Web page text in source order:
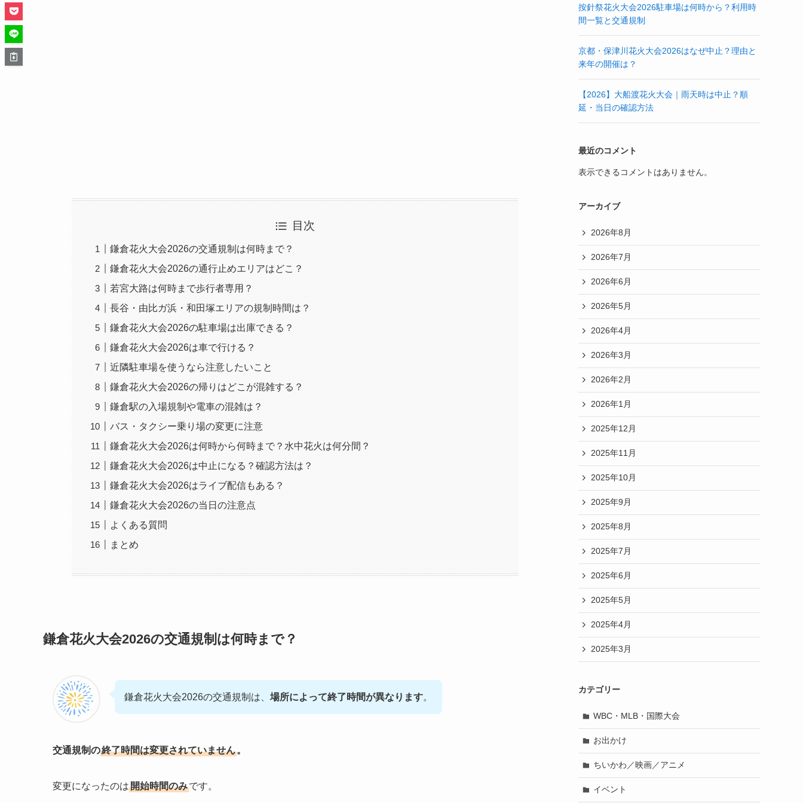
目次
鎌倉花火大会2026の交通規制は何時まで？
鎌倉花火大会2026の通行止めエリアはどこ？
若宮大路は何時まで歩行者専用？
長谷・由比ガ浜・和田塚エリアの規制時間は？
鎌倉花火大会2026の駐車場は出庫できる？
鎌倉花火大会2026は車で行ける？
近隣駐車場を使うなら注意したいこと
鎌倉花火大会2026の帰りはどこが混雑する？
鎌倉駅の入場規制や電車の混雑は？
バス・タクシー乗り場の変更に注意
鎌倉花火大会2026は何時から何時まで？水中花火は何分間？
鎌倉花火大会2026は中止になる？確認方法は？
鎌倉花火大会2026はライブ配信もある？
鎌倉花火大会2026の当日の注意点
よくある質問
まとめ
鎌倉花火大会2026の交通規制は何時まで？
鎌倉花火大会2026の交通規制は、 場所によって終了時間が異なります。
交通規制の終了時間は変更されていません。
変更になったのは開始時間のみです。
按針祭花火大会2026駐車場は何時から？利用時
間一覧と交通規制
京都・保津川花火大会2026はなぜ中止？理由と
来年の開催は？
【2026】大船渡花火大会｜雨天時は中止？順
延・当日の確認方法
最近のコメント
表示できるコメントはありません。
アーカイブ
2026年8月
2026年7月
2026年6月
2026年5月
2026年4月
2026年3月
2026年2月
2026年1月
2025年12月
2025年11月
2025年10月
2025年9月
2025年8月
2025年7月
2025年6月
2025年5月
2025年4月
2025年3月
カテゴリー
WBC・MLB・国際大会
お出かけ
ちいかわ／映画／アニメ
イベント